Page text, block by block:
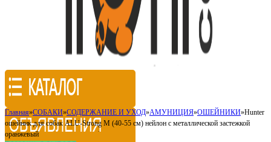
Главная»СОБАКИ»СОДЕРЖАНИЕ И УХОД»АМУНИЦИЯ»ОШЕЙНИКИ»Hunter
ошейник для собак ALU-Strong M (40-55 см) нейлон с металлической застежкой
оранжевый